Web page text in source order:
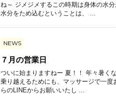
ね～ ジメジメするこの時期は身体の水
水分をため込むということは、 ...
NEWS
７月の営業日
ついに始まりますねー 夏！！ 年々暑く
乗り越えるためにも、マッサージで一
らのLINEからお願いいたし ...